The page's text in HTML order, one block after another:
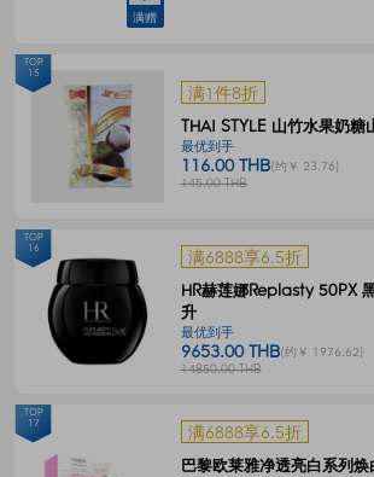
满赠
满1件8折
THAI STYLE 山竹水果奶
最优到手
116.00 THB(约￥ 23.76)
145.00 THB
TOP
15
满6888享6.5折
HR赫莲娜Replasty 50PX
升
最优到手
9653.00 THB(约￥ 1976.62)
14850.00 THB
TOP
16
满6888享6.5折
巴黎欧莱雅净透亮白系列
TOP
17